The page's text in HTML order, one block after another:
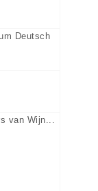
Deutsch
van Wijn...